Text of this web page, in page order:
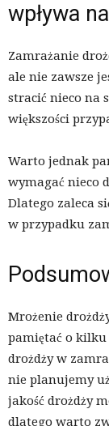
wpływa
Zamrażanie
ale nie zawsze
stracić nieco na
większości
Warto jednak
wymagać nieco
Dlatego zaleca
w przypadku
Mrożenie
pamiętać o kilku
drożdży w
nie planujemy
jakość drożdży
dlatego warto